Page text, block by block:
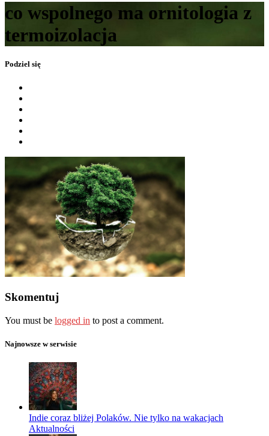
co wspolnego ma ornitologia z
termoizolacja
Podziel się
Skomentuj
You must be logged in to post a comment.
Najnowsze w serwisie
Indie coraz bliżej Polaków. Nie tylko na wakacjach
Aktualności